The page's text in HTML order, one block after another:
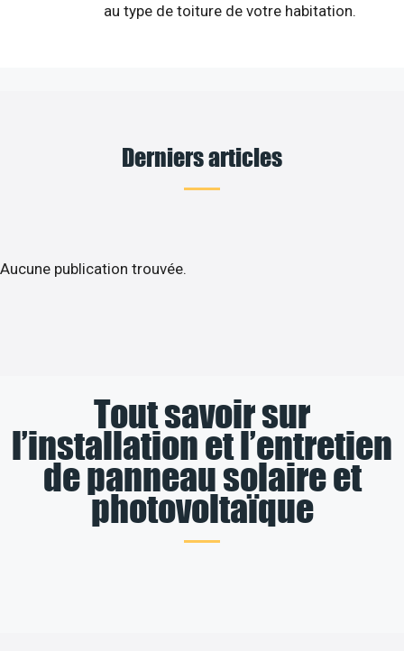
au type de toiture de votre habitation.
Derniers articles
Aucune publication trouvée.
Tout savoir sur
l’installation et l’entretien
de panneau solaire et
photovoltaïque